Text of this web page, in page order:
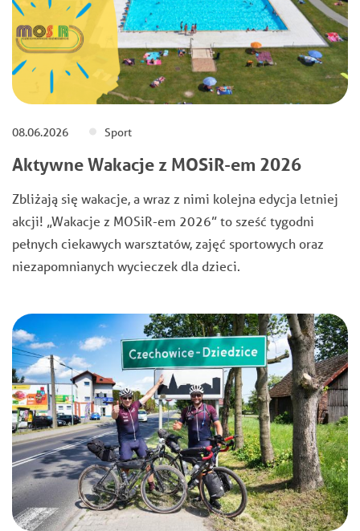
08.06.2026 Sport
Aktywne Wakacje z MOSiR-em 2026
Zbliżają się wakacje, a wraz z nimi kolejna edycja letniej
akcji! „Wakacje z MOSiR-em 2026” to sześć tygodni
pełnych ciekawych warsztatów, zajęć sportowych oraz
niezapomnianych wycieczek dla dzieci.